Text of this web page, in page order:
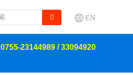
EN
0755-23144989 / 33094920